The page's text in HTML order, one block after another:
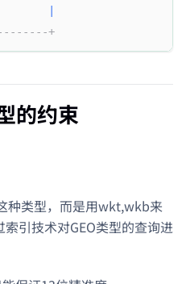
|
+
的约束
种类型，而是用wkt,wkb来
引技术对GEO类型的查询进